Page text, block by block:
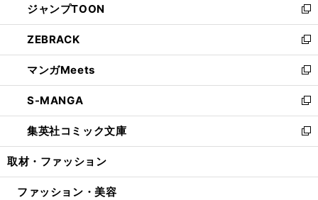
く
で
開
く
ド
ウ
で
開
く
ィ
ン
ド
ウ
で
開
く
い
ウ
ィ
ン
ド
ウ
で
開
く
ジャンプTOON
新
し
い
ウ
ィ
ン
ド
ウ
で
開
ZEBRACK
新
し
い
ウ
ィ
ン
ド
ウ
開
マンガMeets
新
し
い
ウ
ィ
ン
ウ
S-MANGA
新
し
い
ウ
ン
集英社コミック文庫
新
し
ウ
取材・ファッション
ファッション・美容